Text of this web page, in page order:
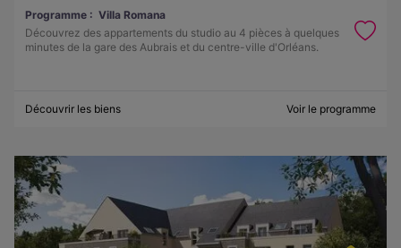
Programme : Villa Romana
Découvrez des appartements du studio au 4 pièces à quelques
minutes de la gare des Aubrais et du centre-ville d'Orléans.
Découvrir les biens Voir le programme